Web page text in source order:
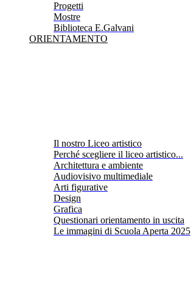
Progetti
Mostre
Biblioteca E.Galvani
ORIENTAMENTO
Il nostro Liceo artistico
Perché scegliere il liceo artistico...
Architettura e ambiente
Audiovisivo multimediale
Arti figurative
Design
Grafica
Questionari orientamento in uscita
Le immagini di Scuola Aperta 2025